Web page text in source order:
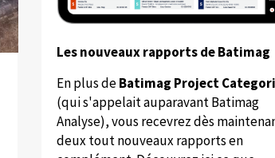
Les nouveaux rapports de Batimag
En plus deBatimag Project
(qui s'appelait auparavant Batimag
Analyse), vous recevrez dès
deux tout nouveaux rapports en